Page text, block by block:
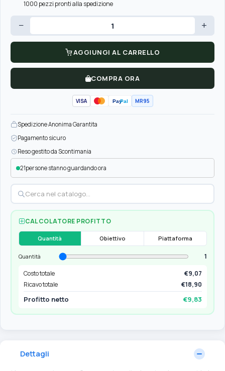
1000 pezzi pronti alla spedizione
− +
AGGIUNGI AL CARRELLO
COMPRA ORA
VISA PayPal MR95
Spedizione Anonima Garantita
Pagamento sicuro
Reso gestito da Scontimania
21persone stanno guardando ora
CALCOLATORE PROFITTO
Quantità Obiettivo Piattaforma
Quantità
1
Costo totale
€9,07
Ricavo totale
€18,90
Profitto netto €9,83
Dettagli